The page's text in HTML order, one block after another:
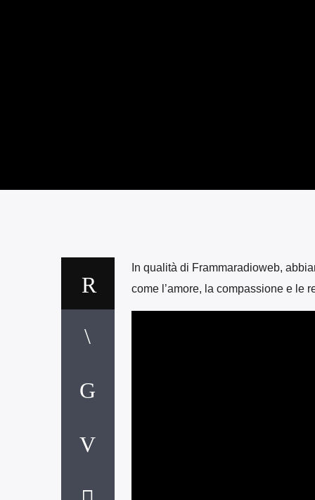
In qualità di Frammaradioweb,
come l’amore, la compassione e le